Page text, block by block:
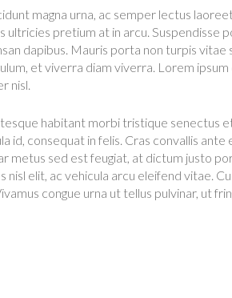
magna urna, ac semper lectus
ultricies pretium at in arcu. Suspendisse
dapibus. Mauris porta non turpis
et viverra diam viverra. Lorem
nisl.
habitant morbi tristique senectus
id, consequat in felis. Cras convallis
metus sed est feugiat, at dictum justo
nisl elit, ac vehicula arcu eleifend vitae.
congue urna ut tellus pulvinar, ut